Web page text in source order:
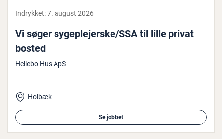
Indrykket:7. august 2026
Vi søger sy­geple­jer­ske/SSA til lille privat
bosted
Hellebo Hus ApS
Holbæk
Se jobbet